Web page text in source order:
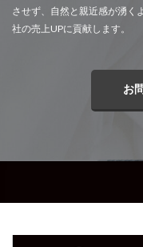
させず、自然と親近感が湧く
社の売上UPに貢献します。
お